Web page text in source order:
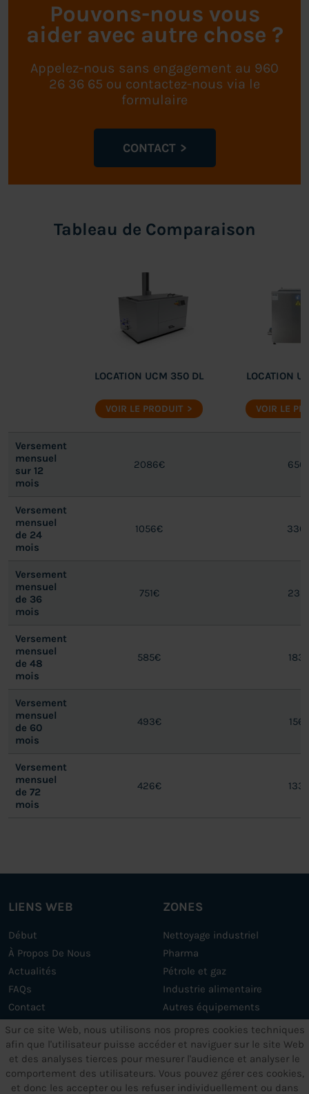
Pouvons-nous vous
aider avec autre chose ?
Appelez-nous sans engagement au 960
26 36 65 ou contactez-nous via le
formulaire
CONTACT
Tableau de Comparaison
LOCATION UCM 350 DL
VOIR LE PRODUIT
LOCATION
VOIR LE
Versement
mensuel
sur 12
mois
2086€
Versement
mensuel
de 24
mois
1056€
Versement
mensuel
de 36
mois
751€
Versement
mensuel
de 48
mois
585€
Versement
mensuel
de 60
mois
493€
Versement
mensuel
de 72
mois
426€
Sur ce site Web, nous utilisons nos propres cookies techniques
afin que l'utilisateur puisse accéder et naviguer sur le site Web
et des analyses tierces pour mesurer l'audience et analyser le
comportement des utilisateurs. Vous pouvez gérer ces cookies,
et donc les accepter ou les refuser individuellement ou dans
LIENS WEB
Début
À Propos De Nous
Actualités
FAQs
Contact
ZONES
Nettoyage industriel
Pharma
Pétrole et gaz
Industrie alimentaire
Autres équipements
AUTRES SERVICES TEXTES JURIDIQUES